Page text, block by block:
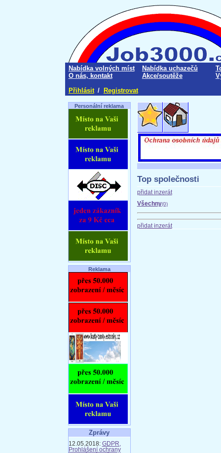
Nabídka volných míst Nabídka uchazečů
O nás, kontakt
Akce/soutěže
Přihlásit / Registrovat
Personální reklama
Reklama
Zprávy
12.05.2018: GDPR,
Prohlášení ochrany
Top společnosti
přidat inzerát
Všechny(0)
přidat inzerát